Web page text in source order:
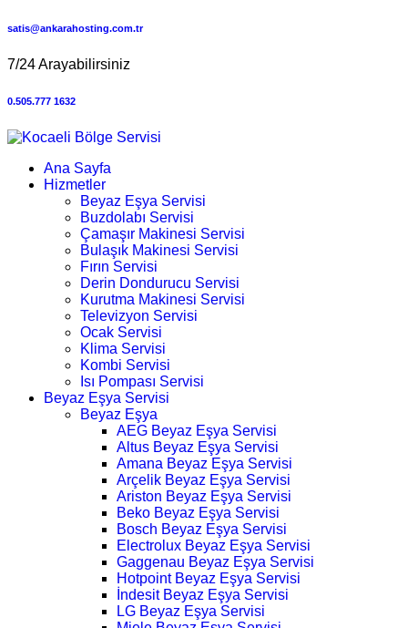
satis@ankarahosting.com.tr
7/24 Arayabilirsiniz
0.505.777 1632
Ana Sayfa
Hizmetler
Beyaz Eşya Servisi
Buzdolabı Servisi
Çamaşır Makinesi Servisi
Bulaşık Makinesi Servisi
Fırın Servisi
Derin Dondurucu Servisi
Kurutma Makinesi Servisi
Televizyon Servisi
Ocak Servisi
Klima Servisi
Kombi Servisi
Isı Pompası Servisi
Beyaz Eşya Servisi
Beyaz Eşya
AEG Beyaz Eşya Servisi
Altus Beyaz Eşya Servisi
Amana Beyaz Eşya Servisi
Arçelik Beyaz Eşya Servisi
Ariston Beyaz Eşya Servisi
Beko Beyaz Eşya Servisi
Bosch Beyaz Eşya Servisi
Electrolux Beyaz Eşya Servisi
Gaggenau Beyaz Eşya Servisi
Hotpoint Beyaz Eşya Servisi
İndesit Beyaz Eşya Servisi
LG Beyaz Eşya Servisi